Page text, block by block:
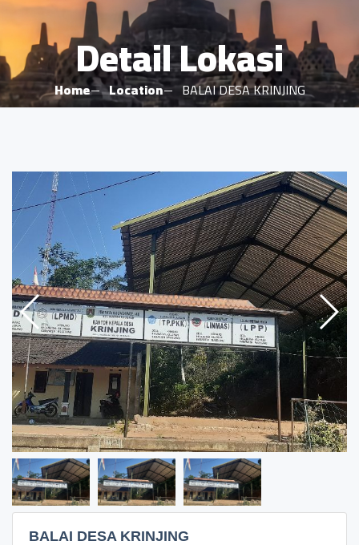
Detail Lokasi
Home Location BALAI DESA KRINJING
BALAI DESA KRINJING